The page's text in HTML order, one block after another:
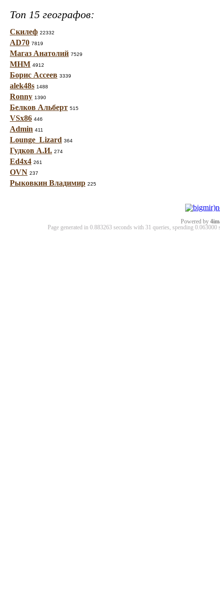
Топ 15 географов:
Скилеф 22332
AD70 7819
Магаз Анатолий 7529
МНМ 4912
Борис Ассеев 3339
alek48s 1488
Ronny 1390
Белков Альберт 515
VSx86 446
Admin 411
Lounge_Lizard 364
Гудков А.И. 274
Ed4x4 261
OVN 237
Рыковкин Владимир 225
Powered by
Page generated in 0.883263 seconds with 31 queries, spending